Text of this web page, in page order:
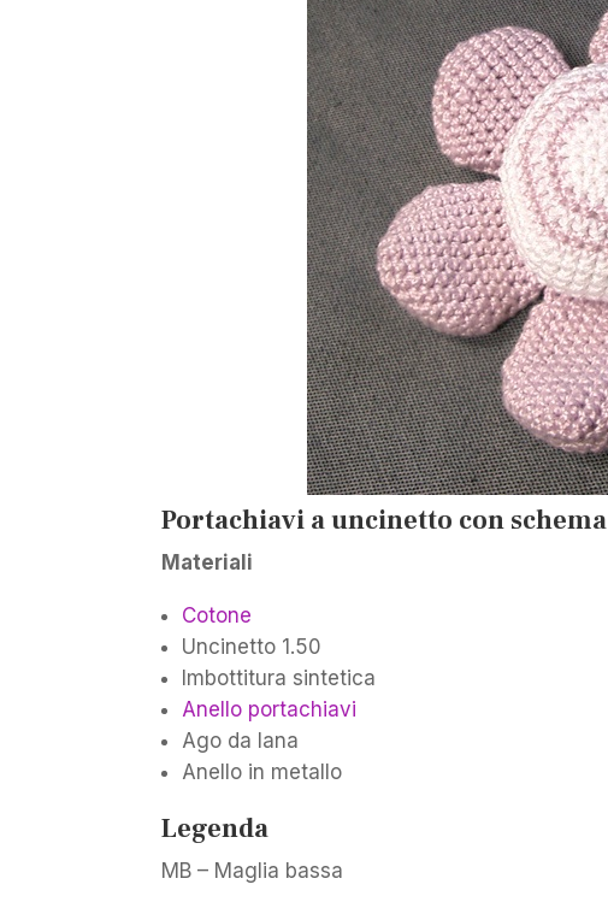
Portachiavi a uncinetto con schema
Materiali
Cotone
Uncinetto 1.50
Imbottitura sintetica
Anello portachiavi
Ago da lana
Anello in metallo
Legenda
MB – Maglia bassa